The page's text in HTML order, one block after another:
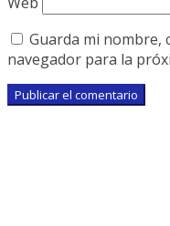
Guarda mi nombre,
navegador para la